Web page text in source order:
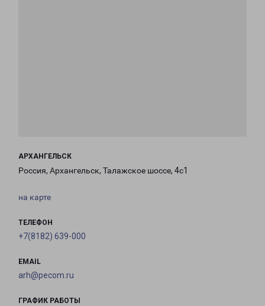
АРХАНГЕЛЬСК
Россия, Архангельск, Талажское шоссе, 4с1
на карте
ТЕЛЕФОН
+7(8182) 639-000
EMAIL
arh@pecom.ru
ГРАФИК РАБОТЫ